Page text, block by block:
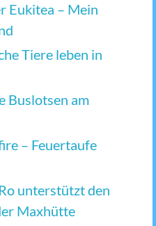
Eukitea – Mein
Tiere leben in
Buslotsen am
– Feuertaufe
unterstützt den
Maxhütte